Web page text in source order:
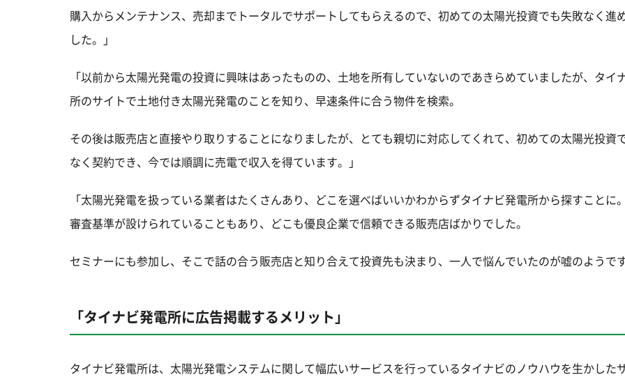
購入からメンテナンス、売却までトータルでサポートしてもらえるので、初めての太陽光投資でも失敗なく進
した。」
「以前から太陽光発電の投資に興味はあったものの、土地を所有していないのであきらめていましたが、タイ
所のサイトで土地付き太陽光発電のことを知り、早速条件に合う物件を検索。
その後は販売店と直接やり取りすることになりましたが、とても親切に対応してくれて、初めての太陽光投資
なく契約でき、今では順調に売電で収入を得ています。」
「太陽光発電を扱っている業者はたくさんあり、どこを選べばいいかわからずタイナビ発電所から探すことに
審査基準が設けられていることもあり、どこも優良企業で信頼できる販売店ばかりでした。
セミナーにも参加し、そこで話の合う販売店と知り合えて投資先も決まり、一人で悩んでいたのが嘘のようです
「タイナビ発電所に広告掲載するメリット」
タイナビ発電所は、太陽光発電システムに関して幅広いサービスを行っているタイナビのノウハウを生かした